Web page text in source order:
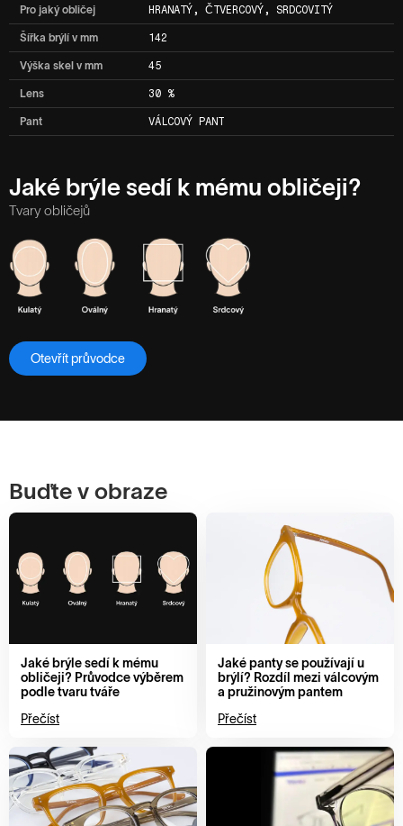
Pro jaký obličej HRANATÝ, ČTVERCOVÝ, SRDCOVITÝ
Šířka brýlí v mm 142
Výška skel v mm 45
Lens 30 %
Pant VÁLCOVÝ PANT
Jaké brýle sedí k mému obličeji?
Tvary obličejů
Otevřít průvodce
Buďte v obraze
Jaké brýle sedí k mému
obličeji? Průvodce výběrem
podle tvaru tváře
Přečíst
Jaké panty se používají u
brýlí? Rozdíl mezi válcovým
a pružinovým pantem
Přečíst